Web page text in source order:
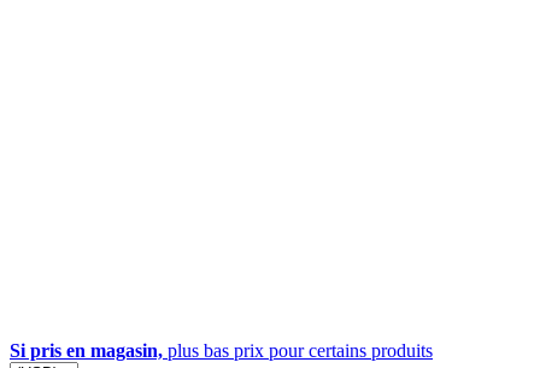
Si pris en magasin, plus bas prix pour certains produits